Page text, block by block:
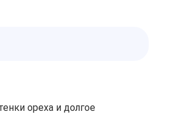
ореха и долгое